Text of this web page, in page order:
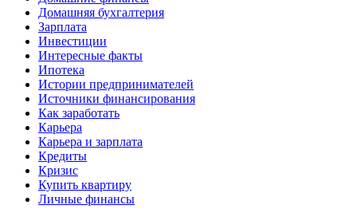
Домашняя бухгалтерия
Зарплата
Инвестиции
Интересные факты
Ипотека
Истории предпринимателей
Источники финансирования
Как заработать
Карьера
Карьера и зарплата
Кредиты
Кризис
Купить квартиру
Личные финансы